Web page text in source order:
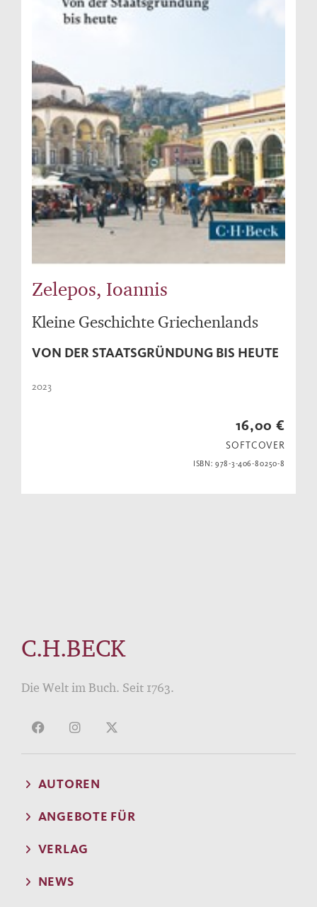
Zelepos, Ioannis
Kleine Geschichte Griechenlands
VON DER STAATSGRÜNDUNG BIS HEUTE
2023
16,00 €
SOFTCOVER
ISBN: 978-3-406-80250-8
C.H.BECK
Die Welt im Buch. Seit 1763.
AUTOREN
ANGEBOTE FÜR
VERLAG
NEWS